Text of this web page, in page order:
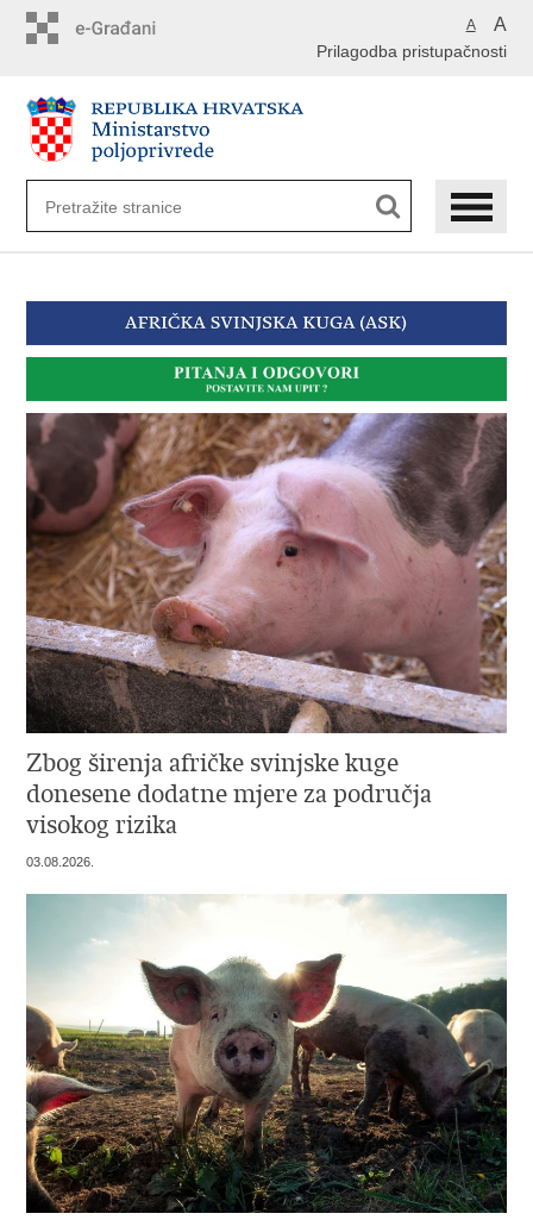
A A
Prilagodba pristupačnosti
Zbog širenja afričke svinjske kuge
donesene dodatne mjere za područja
visokog rizika
03.08.2026.